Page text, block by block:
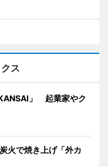
ス
」 起業家やク
火で焼き上げ「外カ